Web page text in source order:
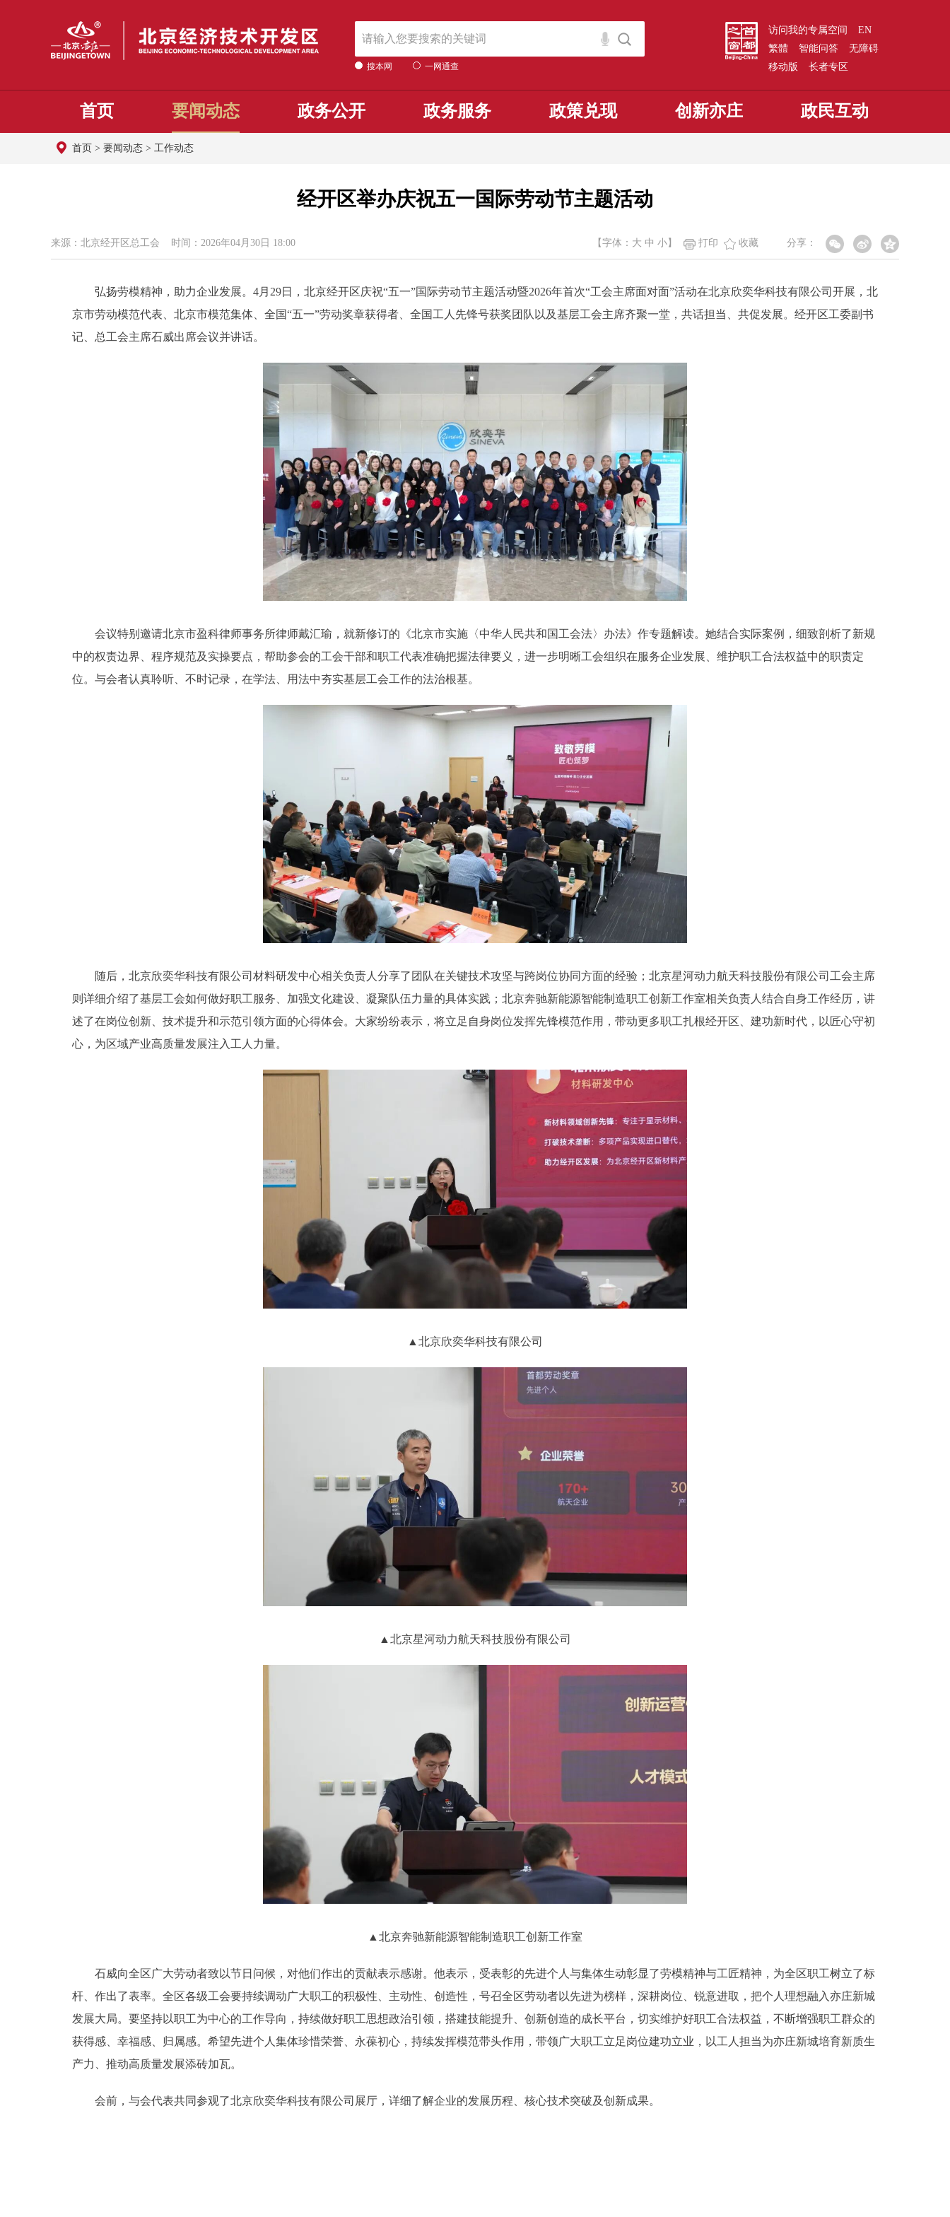
搜本网 一网通查
访问我的专属空间
EN
繁體
智能问答
无障碍
移动版
长者专区
首页 要闻动态 政务公开 政务服务 政策兑现 创新亦庄 政民互动
首页 > 要闻动态 > 工作动态
经开区举办庆祝五一国际劳动节主题活动
来源：北京经开区总工会 时间：2026年04月30日 18:00 分享：
【字体： 大 中 小 】 打印 收藏
弘扬劳模精神，助力企业发展。4月29日，北京经开区庆祝“五一”国际劳动节主题活动暨2026年首次“工会主席面对面”活动在北京欣奕华科技有限公司开展，北
京市劳动模范代表、北京市模范集体、全国“五一”劳动奖章获得者、全国工人先锋号获奖团队以及基层工会主席齐聚一堂，共话担当、共促发展。经开区工委副书
记、总工会主席石威出席会议并讲话。
会议特别邀请北京市盈科律师事务所律师戴汇瑜，就新修订的《北京市实施〈中华人民共和国工会法〉办法》作专题解读。她结合实际案例，细致剖析了新规
中的权责边界、程序规范及实操要点，帮助参会的工会干部和职工代表准确把握法律要义，进一步明晰工会组织在服务企业发展、维护职工合法权益中的职责定
位。与会者认真聆听、不时记录，在学法、用法中夯实基层工会工作的法治根基。
随后，北京欣奕华科技有限公司材料研发中心相关负责人分享了团队在关键技术攻坚与跨岗位协同方面的经验；北京星河动力航天科技股份有限公司工会主席
则详细介绍了基层工会如何做好职工服务、加强文化建设、凝聚队伍力量的具体实践；北京奔驰新能源智能制造职工创新工作室相关负责人结合自身工作经历，讲
述了在岗位创新、技术提升和示范引领方面的心得体会。大家纷纷表示，将立足自身岗位发挥先锋模范作用，带动更多职工扎根经开区、建功新时代，以匠心守初
心，为区域产业高质量发展注入工人力量。
▲北京欣奕华科技有限公司
▲北京星河动力航天科技股份有限公司
▲北京奔驰新能源智能制造职工创新工作室
石威向全区广大劳动者致以节日问候，对他们作出的贡献表示感谢。他表示，受表彰的先进个人与集体生动彰显了劳模精神与工匠精神，为全区职工树立了标
杆、作出了表率。全区各级工会要持续调动广大职工的积极性、主动性、创造性，号召全区劳动者以先进为榜样，深耕岗位、锐意进取，把个人理想融入亦庄新城
发展大局。要坚持以职工为中心的工作导向，持续做好职工思想政治引领，搭建技能提升、创新创造的成长平台，切实维护好职工合法权益，不断增强职工群众的
获得感、幸福感、归属感。希望先进个人集体珍惜荣誉、永葆初心，持续发挥模范带头作用，带领广大职工立足岗位建功立业，以工人担当为亦庄新城培育新质生
产力、推动高质量发展添砖加瓦。
会前，与会代表共同参观了北京欣奕华科技有限公司展厅，详细了解企业的发展历程、核心技术突破及创新成果。